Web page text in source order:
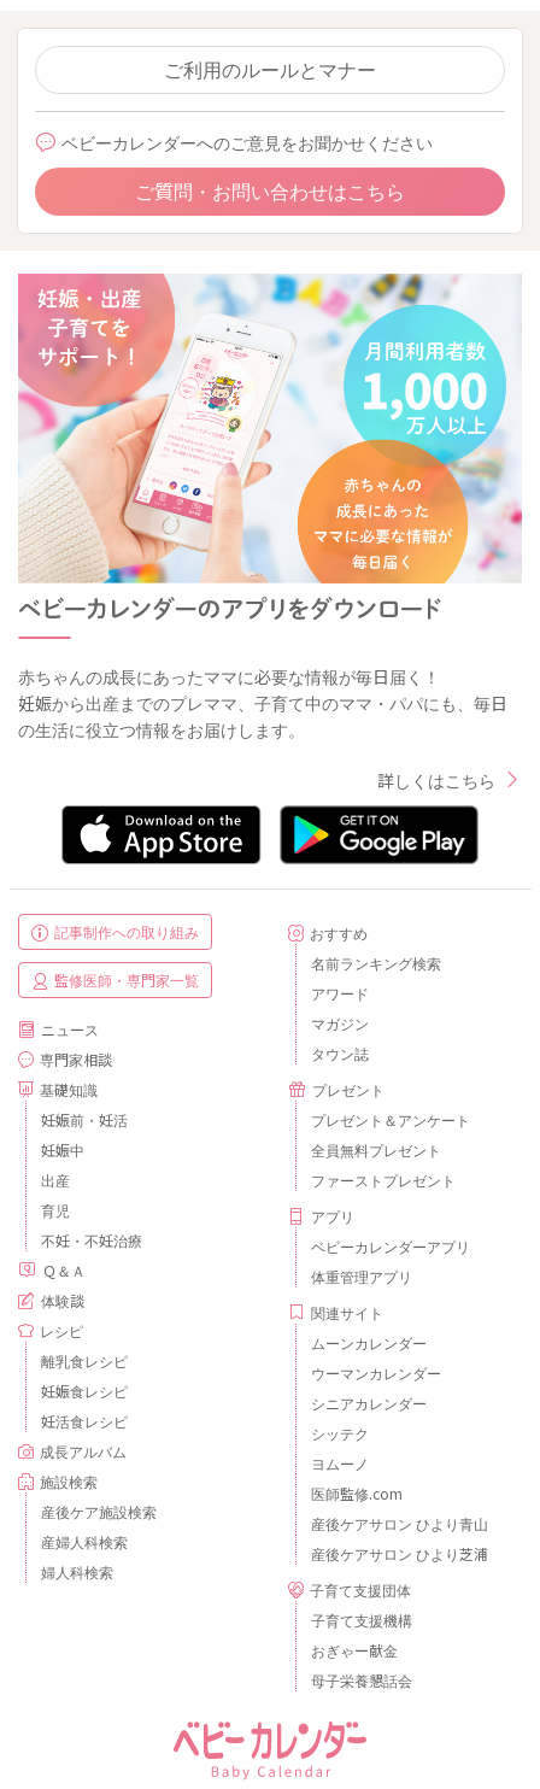
ご利用のルールとマナー
ベビーカレンダーへのご意見をお聞かせください
ご質問・お問い合わせはこちら
赤ちゃんの成長にあったママに必要な情報が毎日届く！
妊娠から出産までのプレママ、子育て中のママ・パパにも、毎日
の生活に役立つ情報をお届けします。
詳しくはこちら
記事制作への取り組み
監修医師・専門家一覧
ニュース
専門家相談
基礎知識
妊娠前・妊活
妊娠中
出産
育児
不妊・不妊治療
Ｑ＆Ａ
体験談
レシピ
離乳食レシピ
妊娠食レシピ
妊活食レシピ
成長アルバム
施設検索
産後ケア施設検索
産婦人科検索
婦人科検索
おすすめ
名前ランキング検索
アワード
マガジン
タウン誌
プレゼント
プレゼント＆アンケート
全員無料プレゼント
ファーストプレゼント
アプリ
ベビーカレンダーアプリ
体重管理アプリ
関連サイト
ムーンカレンダー
ウーマンカレンダー
シニアカレンダー
シッテク
ヨムーノ
医師監修.com
産後ケアサロン ひより青山
産後ケアサロン ひより芝浦
子育て支援団体
子育て支援機構
おぎゃー献金
母子栄養懇話会